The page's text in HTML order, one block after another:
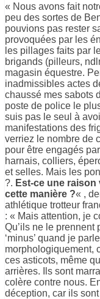
« Nous avons fait
peu des sortes de
pouvions pas rester
provoquées par les
les pillages faits par
brigands (pilleurs,
magasin équestre.
inadmissibles actes
chaussé mes sabots
poste de police le
suis pas le seul à
manifestations des
verriez le nombre de
pour être engagés
harnais, colliers,
et selles. Mais les
?. Est-ce une raison
cette manière ?« ,
athlétique trotteur
: « Mais attention, je
Qu’ils ne le prennent
‘minus’ quand je
morphologiquement,
ces asticots, même
arrières. Ils sont
colère contre nous.
déception, car ils